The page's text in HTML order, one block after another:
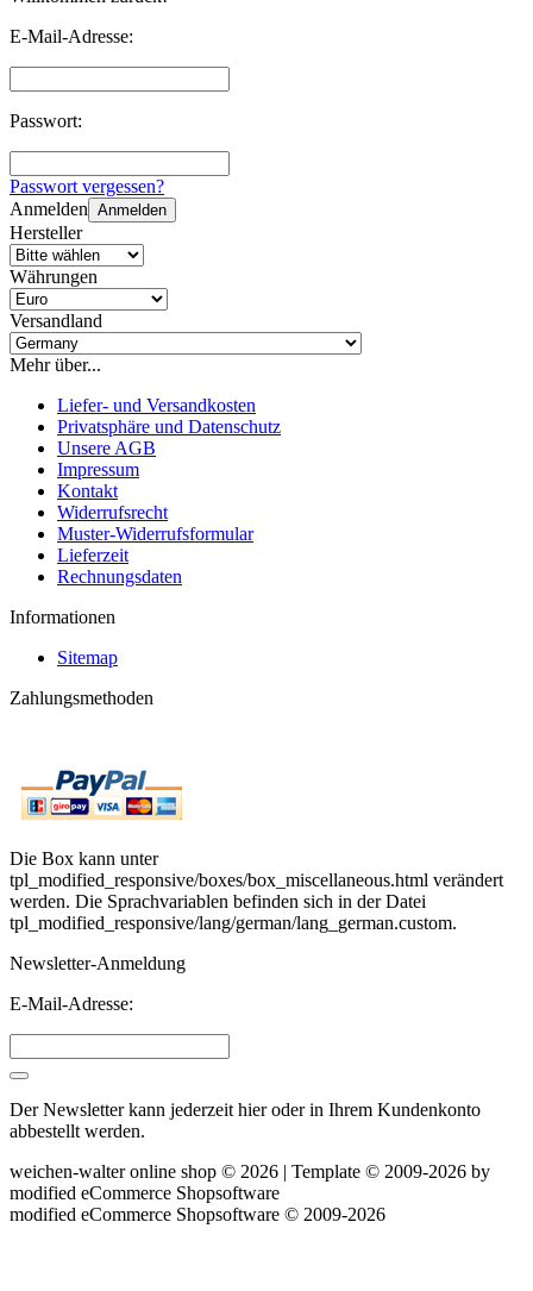
E-Mail-Adresse:
Passwort:
Passwort vergessen?
Anmelden Anmelden
Hersteller
Währungen
Versandland
Mehr über...
Liefer- und Versandkosten
Privatsphäre und Datenschutz
Unsere AGB
Impressum
Kontakt
Widerrufsrecht
Muster-Widerrufsformular
Lieferzeit
Rechnungsdaten
Informationen
Sitemap
Zahlungsmethoden
Die Box kann unter
tpl_modified_responsive/boxes/box_miscellaneous.html verändert
werden. Die Sprachvariablen befinden sich in der Datei
tpl_modified_responsive/lang/german/lang_german.custom.
Newsletter-Anmeldung
E-Mail-Adresse:
Der Newsletter kann jederzeit hier oder in Ihrem Kundenkonto
abbestellt werden.
weichen-walter online shop © 2026 | Template © 2009-2026 by
modified eCommerce Shopsoftware
modified eCommerce Shopsoftware © 2009-2026